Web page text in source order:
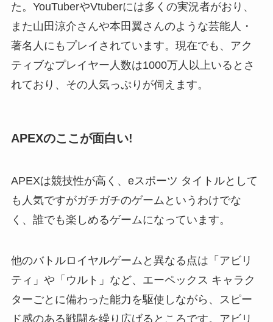
た。YouTuberやVtuberには多くの実況者がおり、
また山田涼介さんや本田翼さんのような芸能人・
著名人にもプレイされています。現在でも、アク
ティブなプレイヤー人数は1000万人以上いるとさ
れており、その人気っぷりが伺えます。
APEXのここが面白い!
APEXは競技性が高く、eスポーツ タイトルとして
も人気ですがガチガチのゲームというわけでな
く、誰でも楽しめるゲームになっています。
他のバトルロイヤルゲームと異なる点は「アビリ
ティ」や「ウルト」など、エーペックス キャラク
ターごとに備わった能力を駆使しながら、スピー
ド感のある戦闘を繰り広げるところです。アビリ